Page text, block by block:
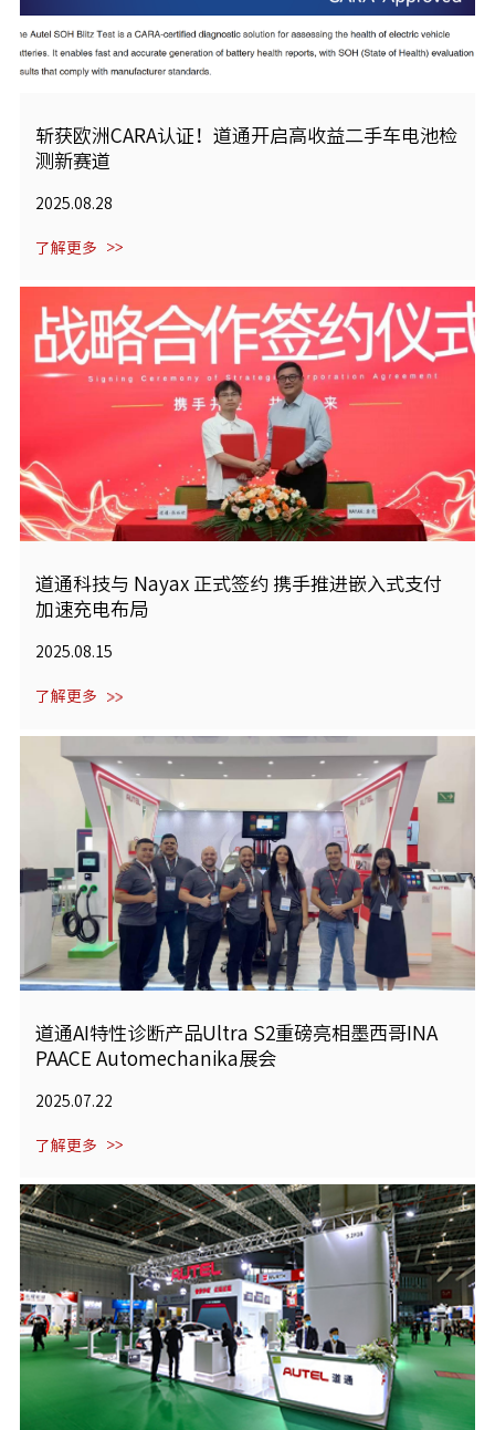
斩获欧洲CARA认证！道通开启高收益二手车电池检
测新赛道
2025.08.28
了解更多
道通科技与 Nayax 正式签约 携手推进嵌入式支付
加速充电布局
2025.08.15
了解更多
道通AI特性诊断产品Ultra S2重磅亮相墨西哥INA
PAACE Automechanika展会
2025.07.22
了解更多